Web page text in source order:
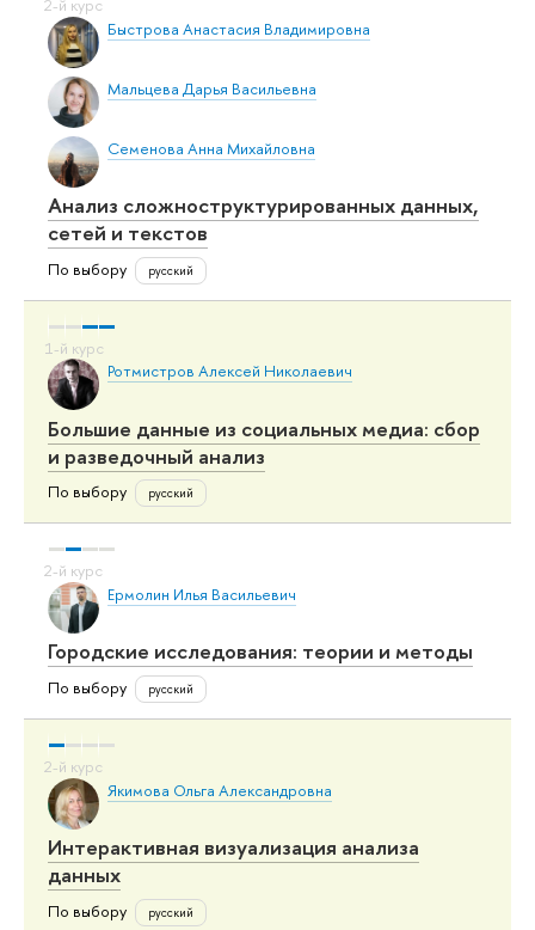
Быстрова Анастасия Владимировна
Мальцева Дарья Васильевна
Семенова Анна Михайловна
Анализ сложноструктурированных данных,
сетей и текстов
По выбору русский
Ротмистров Алексей Николаевич
Большие данные из социальных медиа: сбор
и разведочный анализ
По выбору русский
Ермолин Илья Васильевич
Городские исследования: теории и методы
По выбору русский
Якимова Ольга Александровна
Интерактивная визуализация анализа
данных
По выбору русский